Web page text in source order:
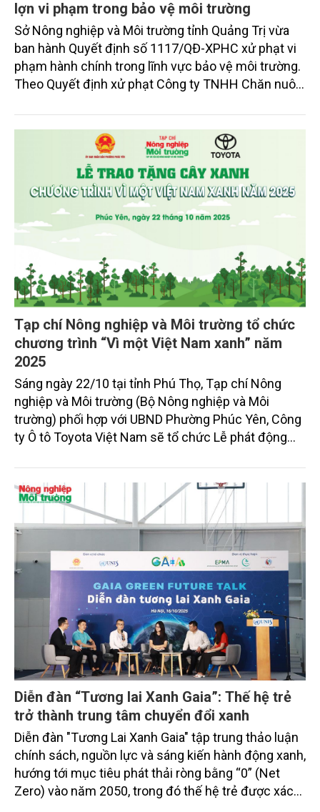
lợn vi phạm trong bảo vệ môi trường
Sở Nông nghiệp và Môi trường tỉnh Quảng Trị vừa
ban hành Quyết định số 1117/QĐ-XPHC xử phạt vi
phạm hành chính trong lĩnh vực bảo vệ môi trường.
Theo Quyết định xử phạt Công ty TNHH Chăn nuôi
tỉnh Quảng Trị, số tiền 320 triệu đồng do có hành vi
vi phạm hành chính trong lĩnh vực bảo vệ môi
Tạp chí Nông nghiệp và Môi trường tổ chức
chương trình “Vì một Việt Nam xanh” năm
2025
Sáng ngày 22/10 tại tỉnh Phú Thọ, Tạp chí Nông
nghiệp và Môi trường (Bộ Nông nghiệp và Môi
trường) phối hợp với UBND Phường Phúc Yên, Công
ty Ô tô Toyota Việt Nam sẽ tổ chức Lễ phát động
Diễn đàn “Tương lai Xanh Gaia”: Thế hệ trẻ
trở thành trung tâm chuyển đổi xanh
Diễn đàn "Tương Lai Xanh Gaia" tập trung thảo luận
chính sách, nguồn lực và sáng kiến hành động xanh,
hướng tới mục tiêu phát thải ròng bằng “0” (Net
Zero) vào năm 2050, trong đó thế hệ trẻ được xác